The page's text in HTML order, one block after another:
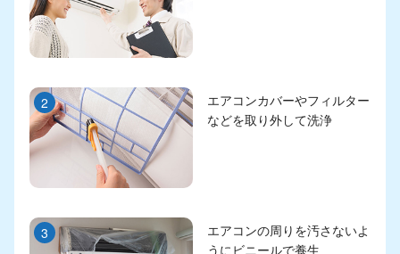
2
エアコンカバーやフィルター
などを取り外して洗浄
3
エアコンの周りを汚さないよ
うにビニールで養生